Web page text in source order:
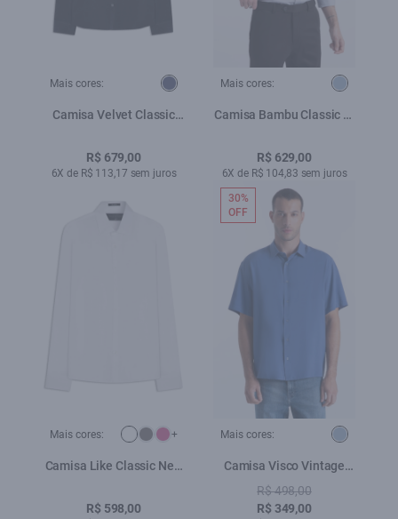
Mais cores:
Camisa Velvet Classic
R$ 679,00
6X de R$ 113,17 sem juros
Mais cores:
Camisa Bambu Classic St
R$ 629,00
6X de R$ 104,83 sem juros
Mais cores: +
Camisa Like Classic New
R$ 598,00
Mais cores:
Camisa Visco Vintage
Xangai Azul Jeans
R$ 498,00
R$ 349,00
30%
OFF